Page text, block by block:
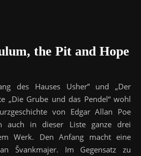
the Pit and Hope
des Hauses Usher” und „Der
„Die Grube und das Pendel“ wohl
von Edgar Allan Poe
auch in dieser Liste ganze drei
Werk. Den Anfang macht eine
Švankmajer. Im Gegensatz zu